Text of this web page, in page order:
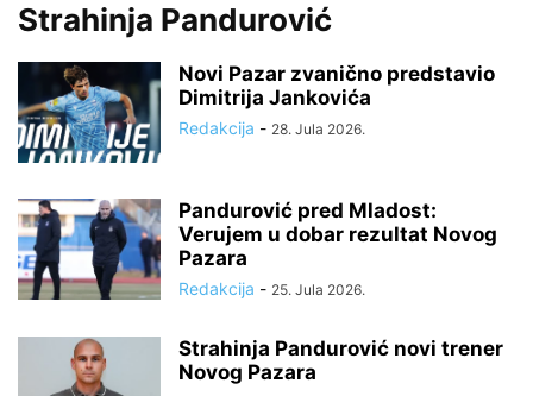
Strahinja Pandurović
Novi Pazar zvanično predstavio
Dimitrija Jankovića
Redakcija - 28. Jula 2026.
Pandurović pred Mladost:
Verujem u dobar rezultat Novog
Pazara
Redakcija - 25. Jula 2026.
Strahinja Pandurović novi trener
Novog Pazara